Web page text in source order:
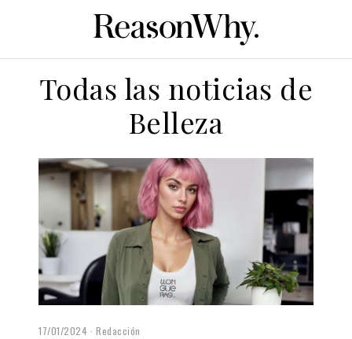
Todas las noticias de
Belleza
17/01/2024 Redacción